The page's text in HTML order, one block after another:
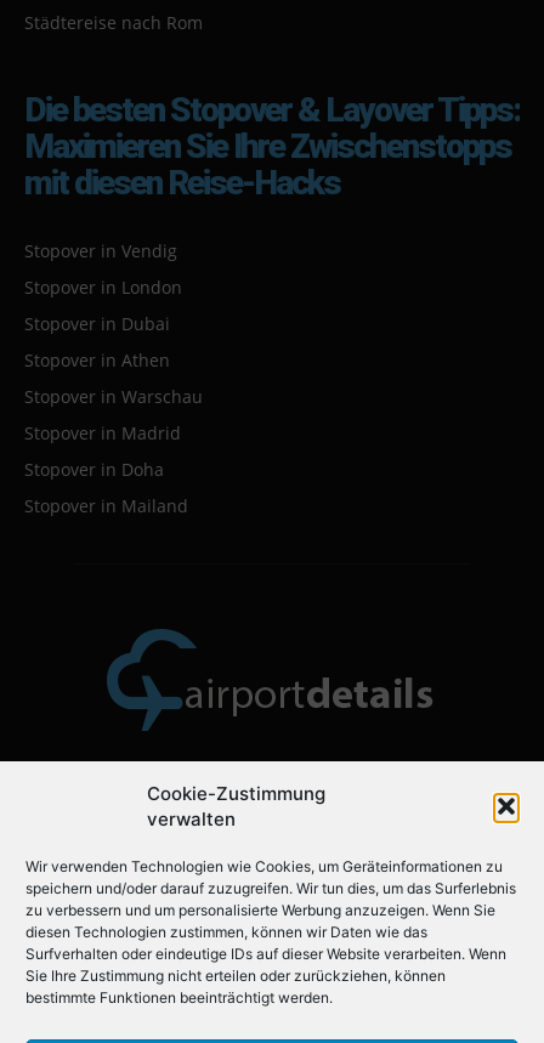
Cookie-Zustimmung
verwalten
Wir verwenden Technologien wie Cookies, um Geräteinformationen zu
speichern und/oder darauf zuzugreifen. Wir tun dies, um das Surferlebnis
zu verbessern und um personalisierte Werbung anzuzeigen. Wenn Sie
diesen Technologien zustimmen, können wir Daten wie das
Surfverhalten oder eindeutige IDs auf dieser Website verarbeiten. Wenn
Sie Ihre Zustimmung nicht erteilen oder zurückziehen, können
bestimmte Funktionen beeinträchtigt werden.
Städtereise nach Rom
Die besten Stopover & Layover Tipps:
Maximieren Sie Ihre Zwischenstopps
mit diesen Reise-Hacks
Stopover in Vendig
Stopover in London
Stopover in Dubai
Stopover in Athen
Stopover in Warschau
Stopover in Madrid
Stopover in Doha
Stopover in Mailand
Über uns
Airportdetails.de ist der ideale Flughafenführer für Ihre
nächste Reise.
Folgen Sie uns auf